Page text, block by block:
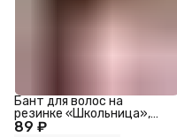
89 ₽
Бант для волос на
резинке «Школьница»,
ромашка классик, 11 см,